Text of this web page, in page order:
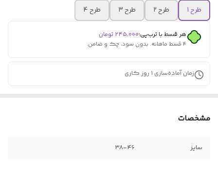
طرح 1
طرح 2 طرح 3 طرح 4
هر قسط با ترب‌پی:۲۴۵٬۰۰۰ تومان
۴ قسط ماهانه. بدون سود، چک و ضامن.
زمان آماده‌سازی 1 روز کاری
مشخصات
سایز 38-46